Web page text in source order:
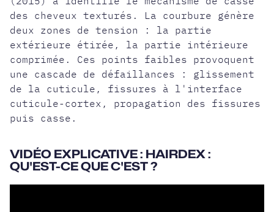
des cheveux texturés. La courbure génère
deux zones de tension : la partie
extérieure étirée, la partie intérieure
comprimée. Ces points faibles provoquent
une cascade de défaillances : glissement
de la cuticule, fissures à l'interface
cuticule-cortex, propagation des fissures
puis casse.
VIDÉO EXPLICATIVE : HAIRDEX :
QU'EST-CE QUE C'EST ?